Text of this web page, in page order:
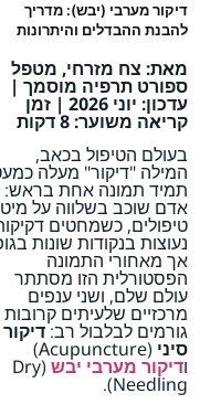
דיקור מערבי (יבש): מדריך
להבנת ההבדלים והיתרונות
מאת: צח מזרחי, מטפל
ספורט תרפיה מוסמך |
עדכון: יוני 2026 | זמן
קריאה משוער: 8 דקות
בעולם הטיפול בכאב,
המילה "דיקור" מעלה
תמיד תמונה אחת בראש:
אדם שוכב בשלווה על
טיפולים, כשמחטים
נעוצות בנקודות שונות
אך מאחורי התמונה
הפסטורלית הזו מסתתר
עולם שלם, ושני ענפים
מרכזיים שלעיתים קרובות
גורמים לבלבול רב:דיקור
סיני (Acupuncture)
ודיקור מערבי יבש (Dry
Needling).